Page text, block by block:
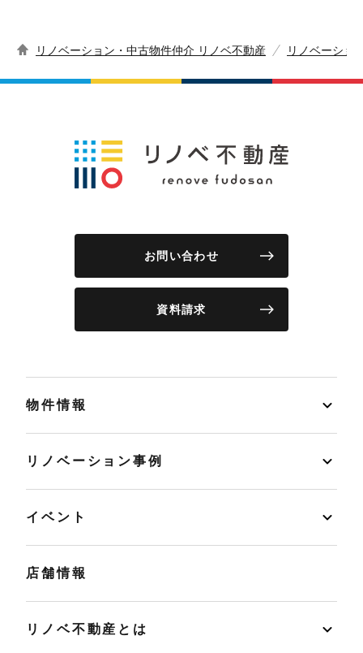
リノベーション・中古物件仲介 リノベ不動産 リノベーショ
お問い合わせ
資料請求
物件情報
リノベーション事例
イベント
店舗情報
リノベ不動産とは